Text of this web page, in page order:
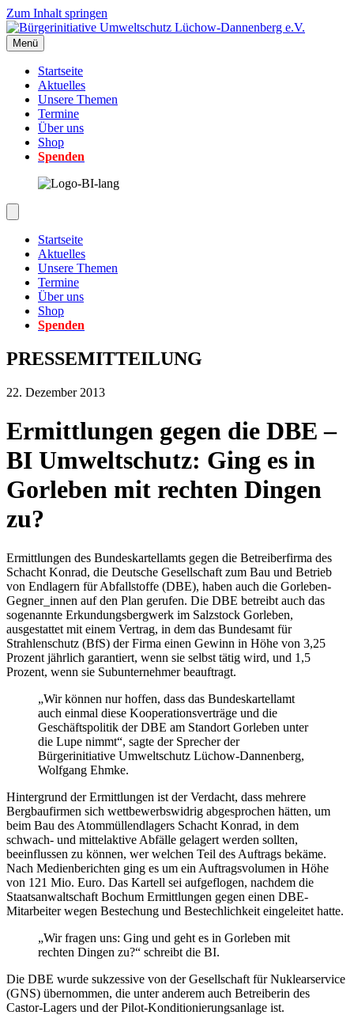
Zum Inhalt springen
Menü
Startseite
Aktuelles
Unsere Themen
Termine
Über uns
Shop
Spenden
Startseite
Aktuelles
Unsere Themen
Termine
Über uns
Shop
Spenden
PRESSEMITTEILUNG
22. Dezember 2013
Ermittlungen gegen die DBE –
BI Umweltschutz: Ging es in
Gorleben mit rechten Dingen
zu?
Ermittlungen des Bundeskartellamts gegen die Betreiberfirma des
Schacht Konrad, die Deutsche Gesellschaft zum Bau und Betrieb
von Endlagern für Abfallstoffe (DBE), haben auch die Gorleben-
Gegner_innen auf den Plan gerufen. Die DBE betreibt auch das
sogenannte Erkundungsbergwerk im Salzstock Gorleben,
ausgestattet mit einem Vertrag, in dem das Bundesamt für
Strahlenschutz (BfS) der Firma einen Gewinn in Höhe von 3,25
Prozent jährlich garantiert, wenn sie selbst tätig wird, und 1,5
Prozent, wenn sie Subunternehmer beauftragt.
„Wir können nur hoffen, dass das Bundeskartellamt
auch einmal diese Kooperationsverträge und die
Geschäftspolitik der DBE am Standort Gorleben unter
die Lupe nimmt“, sagte der Sprecher der
Bürgerinitiative Umweltschutz Lüchow-Dannenberg,
Wolfgang Ehmke.
Hintergrund der Ermittlungen ist der Verdacht, dass mehrere
Bergbaufirmen sich wettbewerbswidrig abgesprochen hätten, um
beim Bau des Atommüllendlagers Schacht Konrad, in dem
schwach- und mittelaktive Abfälle gelagert werden sollten,
beeinflussen zu können, wer welchen Teil des Auftrags bekäme.
Nach Medienberichten ging es um ein Auftragsvolumen in Höhe
von 121 Mio. Euro. Das Kartell sei aufgeflogen, nachdem die
Staatsanwaltschaft Bochum Ermittlungen gegen einen DBE-
Mitarbeiter wegen Bestechung und Bestechlichkeit eingeleitet hatte.
„Wir fragen uns: Ging und geht es in Gorleben mit
rechten Dingen zu?“ schreibt die BI.
Die DBE wurde sukzessive von der Gesellschaft für Nuklearservice
(GNS) übernommen, die unter anderem auch Betreiberin des
Castor-Lagers und der Pilot-Konditionierungsanlage ist.